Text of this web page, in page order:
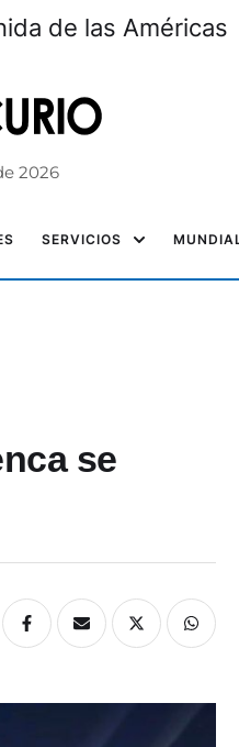
de las Américas
2026
SERVICIOS
se